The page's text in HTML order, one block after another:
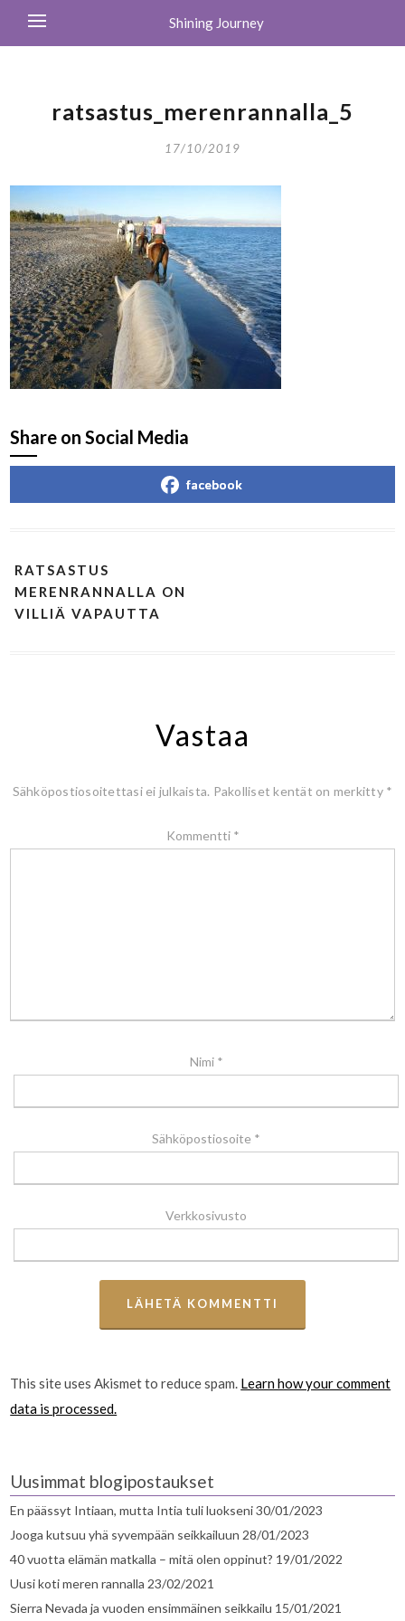
Shining Journey
ratsastus_merenrannalla_5
17/10/2019
Share on Social Media
facebook
RATSASTUS
MERENRANNALLA ON
VILLIÄ VAPAUTTA
Vastaa
Sähköpostiosoitettasi ei julkaista. Pakolliset kentät on merkitty *
Kommentti *
Nimi *
Sähköpostiosoite *
Verkkosivusto
This site uses Akismet to reduce spam. Learn how your comment
data is processed.
Uusimmat blogipostaukset
En päässyt Intiaan, mutta Intia tuli luokseni30/01/2023
Jooga kutsuu yhä syvempään seikkailuun 28/01/2023
40 vuotta elämän matkalla – mitä olen oppinut? 19/01/2022
Uusi koti meren rannalla 23/02/2021
Sierra Nevada ja vuoden ensimmäinen seikkailu 15/01/2021